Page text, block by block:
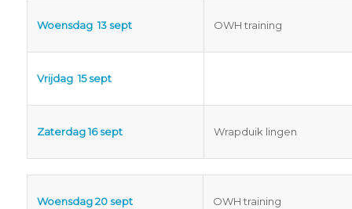
Woensdag 13 sept OWH training
Vrijdag 15 sept
Zaterdag 16 sept Wrapduik lingen
Woensdag 20 sept OWH training